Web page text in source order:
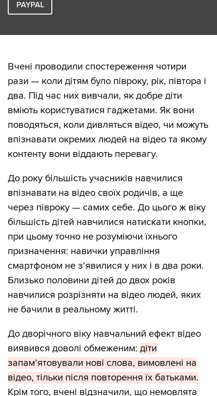
PAYPAL
Вчені проводили спостереження чотири
рази — коли дітям було півроку, рік, півтора і
два. Під час них вивчали, як добре діти
вміють користуватися гаджетами. Як вони
поводяться, коли дивляться відео, чи можуть
впізнавати окремих людей на відео та якому
контенту вони віддають перевагу.
До року більшість учасників навчилися
впізнавати на відео своїх родичів, а ще
через півроку — самих себе. До цього ж віку
більшість дітей навчилися натискати кнопки,
при цьому точно не розуміючи їхнього
призначення: навички управління
смартфоном не з’явилися у них і в два роки.
Близько половини дітей до двох років
навчилися розрізняти на відео людей, яких
не бачили в реальному житті.
До дворічного віку навчальний ефект відео
виявився доволі обмеженим: діти
запам’ятовували нові слова, вимовлені на
відео, тільки після повторення їх батьками.
Крім того, вчені відзначили, що немовлята